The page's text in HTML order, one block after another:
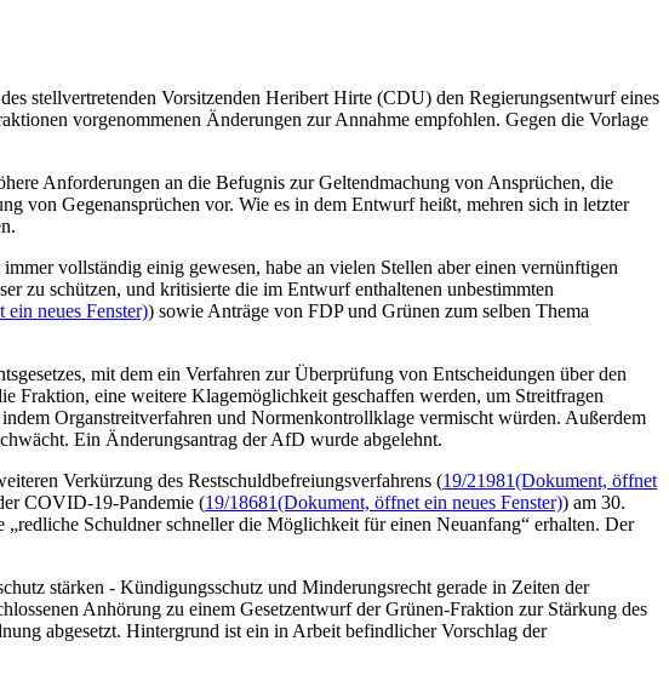
stellvertretenden Vorsitzenden Heribert Hirte (CDU) den Regierungsentwurf eines
vorgenommenen Änderungen zur Annahme empfohlen. Gegen die Vorlage
Anforderungen an die Befugnis zur Geltendmachung von Ansprüchen, die
von Gegenansprüchen vor. Wie es in dem Entwurf heißt, mehren sich in letzter
vollständig einig gewesen, habe an vielen Stellen aber einen vernünftigen
zu schützen, und kritisierte die im Entwurf enthaltenen unbestimmten
neues Fenster)) sowie Anträge von FDP und Grünen zum selben Thema
mit dem ein Verfahren zur Überprüfung von Entscheidungen über den
Fraktion, eine weitere Klagemöglichkeit geschaffen werden, um Streitfragen
Organstreitverfahren und Normenkontrollklage vermischt würden. Außerdem
Ein Änderungsantrag der AfD wurde abgelehnt.
Verkürzung des Restschuldbefreiungsverfahrens (19/21981(Dokument, öffnet
COVID-19-Pandemie (19/18681(Dokument, öffnet ein neues Fenster)) am 30.
Schuldner schneller die Möglichkeit für einen Neuanfang“ erhalten. Der
stärken - Kündigungsschutz und Minderungsrecht gerade in Zeiten der
Anhörung zu einem Gesetzentwurf der Grünen-Fraktion zur Stärkung des
abgesetzt. Hintergrund ist ein in Arbeit befindlicher Vorschlag der